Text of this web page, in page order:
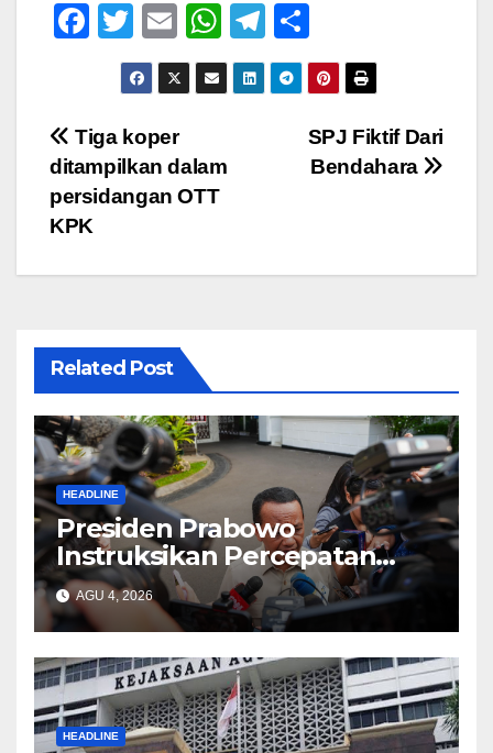
F
e
b
o
o
k
T
wi
tt
er
E
m
ail
W
h
at
A
T
el
e
h
ar
e
Navigasi
pos
SPJ Fiktif Dari
Bendahara
Tiga koper
ditampilkan dalam
persidangan OTT
KPK
Related Post
HEADLINE
Presiden Prabowo
Instruksikan Percepatan
Penanganan Penyelesaian
Pemadamam Listrik di
Sejumlah Wilayah
AGU 4, 2026
HEADLINE